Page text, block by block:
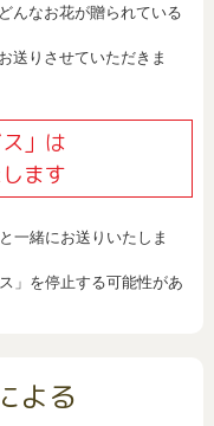
んなお花が贈られている
送りさせていただきま
」は
ます
一緒にお送りいたしま
」を停止する可能性があ
よる